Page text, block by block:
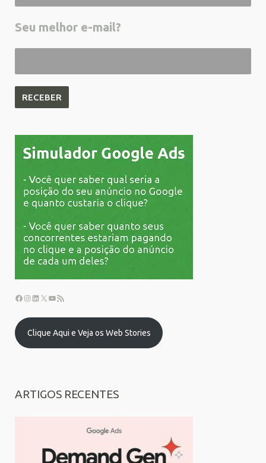
Seu melhor e-mail?
Clique Aqui e Veja os Web Stories
ARTIGOS RECENTES